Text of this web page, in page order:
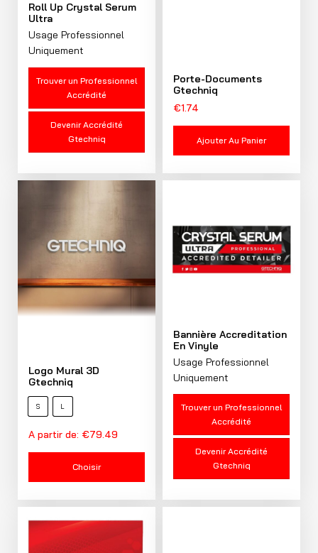
Roll Up Crystal Serum
Ultra
Usage Professionnel
Uniquement
Trouver un Professionnel
Accrédité
Devenir Accrédité
Gtechniq
Porte-Documents
Gtechniq
€1.74
Ajouter Au Panier
Logo Mural 3D
Gtechniq
S L
A partir de: €79.49
Choisir
Bannière Accreditation
En Vinyle
Usage Professionnel
Uniquement
Trouver un Professionnel
Accrédité
Devenir Accrédité
Gtechniq